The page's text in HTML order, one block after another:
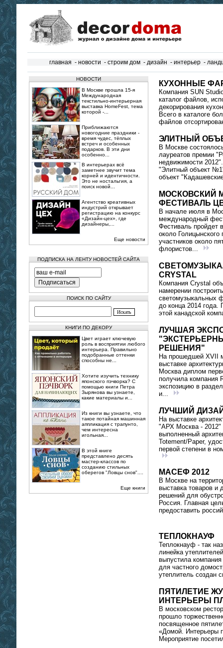
главная - новости - строим дом - дизайн - интерьер -
НОВОСТИ
В Москве прошла 15‑я
Международная
текстильно‑интерьерная
выставка HomeFest, тема
которой -...
Приближаются
новогодние праздники -
время чудес, тёплых
встреч и особенных
подарков. В эти дни
особенно...
В интерьерах всё
заметнее звучит тема
корней и идентичности.
Это не ностальгия, а
поиск новой...
Агентство креативных
индустрий открывает
регистрацию на конкурс
«Дизайн-цех», где
дизайнеры,...
Еще новости
ПОДПИСКА НА ЛЕНТУ НОВОСТЕЙ САЙТА
ПОИСК ПО САЙТУ
КНИГИ ПО ДЕКОРУ
Цвет играет ключевую
роль в восприятии любого
интерьера. Правильно
подобранные оттенки
способны не...
Хотите изучить технику
японского пэчворка? С
помощью книги Петра
Зырянова вы узнаете,
какие материалы и...
Из книги вы узнаете, что
такое потайная машинная
аппликация с трапунто,
чем интересна
игольная...
В этой книге
представлено десять
мастер-классов по
созданию стильных
оберегов "Ловцы снов"....
Еще книги
КУХОННЫЕ
Компания SUN
каталог файлов,
декорирования
Всего в каталоге
файлов
ЭЛИТНЫЙ
В Москве
лауреатов премии
недвижимости
"Элитный объект
объект
МОСКОВСКИЙ
ФЕСТИВАЛЬ
В начале июля в
международный
Фестиваль пройдет
около
участников около
флористов...
CRYSTAL
Компания Crystal
намерении
светомузыкальных
до конца 2014 года.
этой канадской
ЛУЧШАЯ
РЕШЕНИЯ"
На прошедшей XVII
выставке
Москва диплом
получила компания
экспозицию в
и...
ЛУЧШИЙ
На выставке
"АРХ Москва - 2012"
выполненный
Totement/Paper,
первой степени в
МАСЕФ 2012
В Москве на
выставка товаров и
решений для
Россия. Главная
предоставить
ТЕПЛОКНАУФ
Теплокнауф - так
линейка
выпустила
для частного
утеплитель создан
ПЯТИЛЕТИЕ
ИНТЕРЬЕРЫ
В московском
прошло
посвященное
«Домой. Интерьеры
Мероприятие